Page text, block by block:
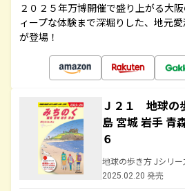
２０２５年万博開催で盛り上がる大
ィープな体験まで深堀りした、地元愛
が登場！
Ｊ２１ 地球
島 宮城 岩手 青
６
地球の歩き方 Jシリー
2025.02.20 発売